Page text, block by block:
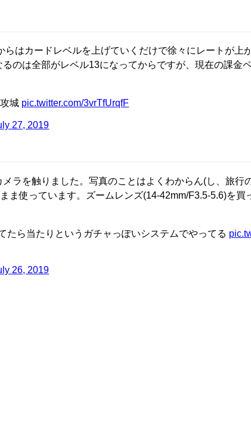
らはカードレベルを上げていくだけで徐々にレートが上
のは全部がレベル13になってからですが、現在の課金
城 pic.twitter.com/3vrTfUrqfF
27, 2019
ラを触りました。写真のことはよくわからん(し、旅行
ま使っています。ズームレンズ(14-42mm/F3.5-5.6)を買
たら当たりというガチャっぽいシステムでやってる
26, 2019